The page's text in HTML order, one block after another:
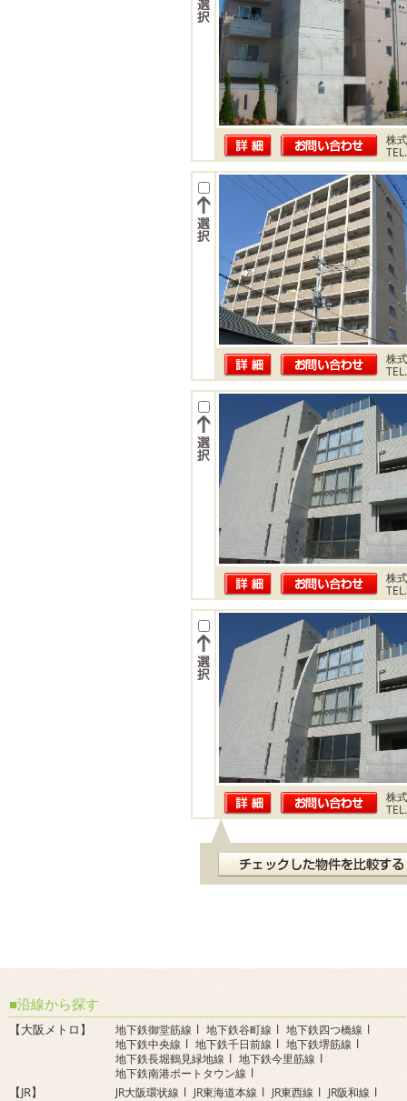
株
株
株
株
沿線から探す
【大阪メトロ】 地下鉄御堂筋線 地下鉄谷町線
地下鉄四つ橋線
地下鉄中央線
地下鉄千日前線
地下鉄堺筋線
地下鉄長堀鶴見緑地線
地下鉄今里筋線
地下鉄南港ポートタウン線
【JR】 JR大阪環状線 JR東海道本線 JR東西線
JR阪和線